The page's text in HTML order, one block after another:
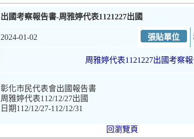
出國考察報告書-周雅婷代表1121227出國
2024-01-02 張貼單位
周雅婷代表1121227出國考察
彰化市民代表會出國報告書
周雅婷代表112/12/27出國
日期112/12/27-112/12/31
回瀏覽頁